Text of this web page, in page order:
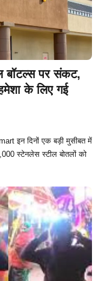
पर संकट,
के लिए गई
इन दिनों एक बड़ी मुसीबत में
स्टेनलेस स्टील बोतलों को